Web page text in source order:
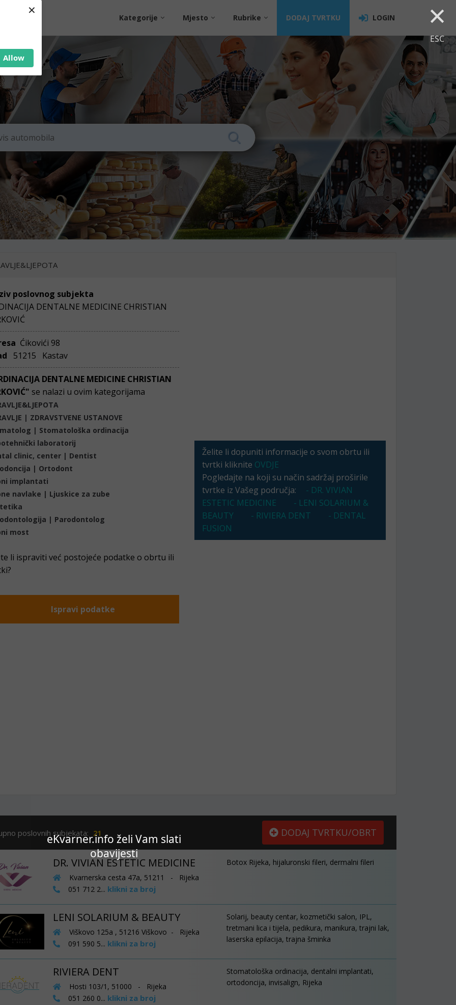
Allow
× ×
ESC
eKvarner.info želi Vam slati
obavijesti
Kategorije Mjesto Rubrike DODAJ TVRTKU LOGIN
poslovnog subjekta
DENTALNE MEDICINE CHRISTIAN
Ćikovići 98
51215 Kastav
DENTALNE MEDICINE CHRISTIAN
se nalazi u ovim kategorijama
| ZDRAVSTVENE USTANOVE
| Stomatološka ordinacija
laboratorij
clinic, center | Dentist
| Ortodont
implantati
navlake | Ljuskice za zube
| Parodontolog
most
li ispraviti već postojeće podatke o obrtu ili
Ispravi podatke
Želite li dopuniti informacije o svom obrtu ili
tvrtki kliknite OVDJE
Pogledajte na koji su način sadržaj proširile
tvrtke iz Vašeg područja:
- DR. VIVIAN
ESTETIC MEDICINE
- LENI SOLARIUM &
BEAUTY
- RIVIERA DENT
- DENTAL
FUSION
poslovnih subjekata: 21 DODAJ TVRTKU/OBRT
DR. VIVIAN ESTETIC MEDICINE
Kvarnerska cesta 47a, 51211 - Rijeka
051 712 2... klikni za broj
Botox Rijeka, hijaluronski fileri, dermalni fileri
LENI SOLARIUM & BEAUTY
Viškovo 125a , 51216 Viškovo - Rijeka
091 590 5... klikni za broj
Solarij, beauty centar, kozmetički salon, IPL,
tretmani lica i tijela, pedikura, manikura, trajni lak,
laserska epilacija, trajna šminka
RIVIERA DENT
Hosti 103/1, 51000 - Rijeka
051 260 0... klikni za broj
Stomatološka ordinacija, dentalni implantati,
ortodoncija, invisalign, Rijeka